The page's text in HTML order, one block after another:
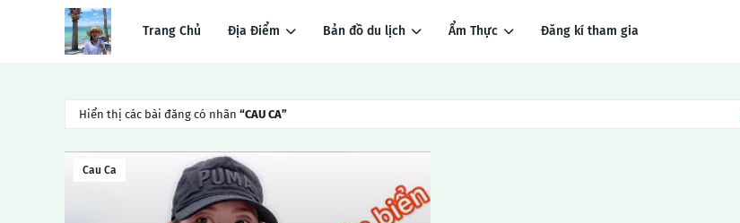
Trang Chủ Địa Điểm Bản đồ du lịch Ẩm Thực Đăng kí tham gia
Hiển thị các bài đăng có nhãn CAU CA
Cau Ca